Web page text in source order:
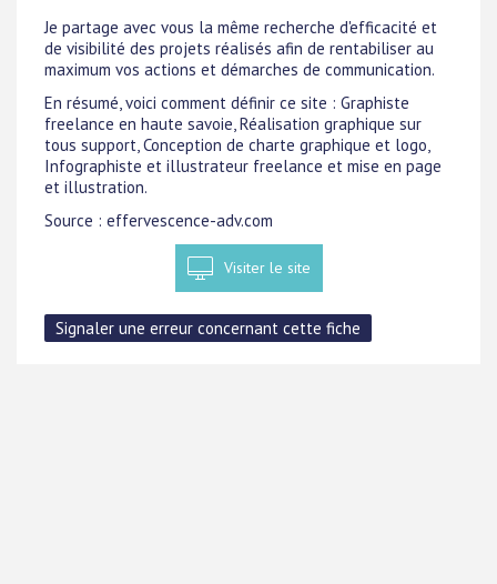
Je partage avec vous la même recherche d'efficacité et
de visibilité des projets réalisés afin de rentabiliser au
maximum vos actions et démarches de communication.
En résumé, voici comment définir ce site : Graphiste
freelance en haute savoie, Réalisation graphique sur
tous support, Conception de charte graphique et logo,
Infographiste et illustrateur freelance et mise en page
et illustration.
Source : effervescence-adv.com
Visiter le site